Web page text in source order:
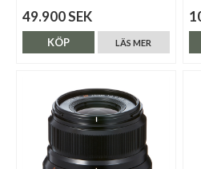
49.900 SEK
LÄS MER
KÖP